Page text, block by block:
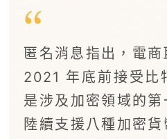
匿名消息指出，電
2021 年底前接受比
是涉及加密領域的
陸續支援八種加密